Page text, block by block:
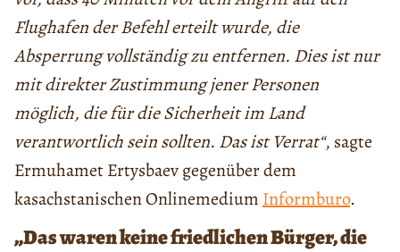
Flughafen der Befehl erteilt wurde, die
Absperrung vollständig zu entfernen. Dies ist nur
mit direkter Zustimmung jener Personen
möglich, die für die Sicherheit im Land
verantwortlich sein sollten. Das ist Verrat“, sagte
Ermuhamet Ertysbaev gegenüber dem
kasachstanischen Onlinemedium Informburo.
„Das waren keine friedlichen Bürger, die